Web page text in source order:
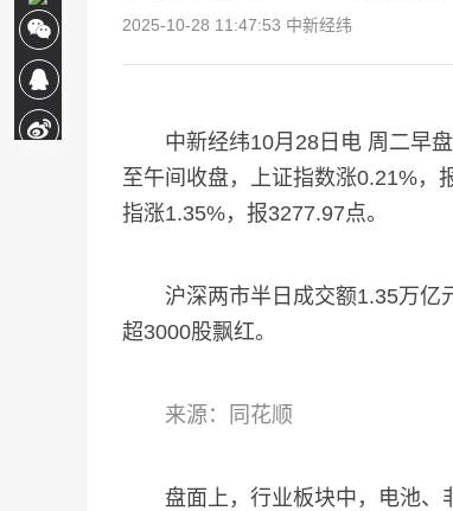
2025-10-28 11:47:53 中新经纬
中新经纬10月28日电 周二早盘
至午间收盘，上证指数涨0.21%，
指涨1.35%，报3277.97点。
沪深两市半日成交额1.35万亿
超3000股飘红。
来源：同花顺
盘面上，行业板块中，电池、